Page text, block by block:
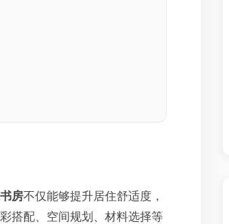
书房不仅能够提升居住舒适度，
搭配、空间规划、材料选择等